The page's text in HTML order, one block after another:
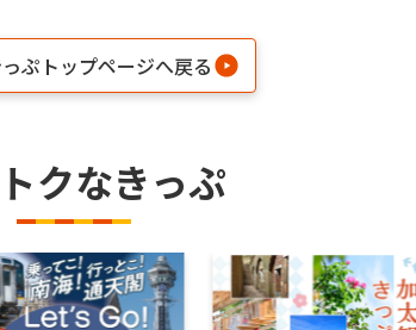
ぷトップページへ戻る
クなきっぷ